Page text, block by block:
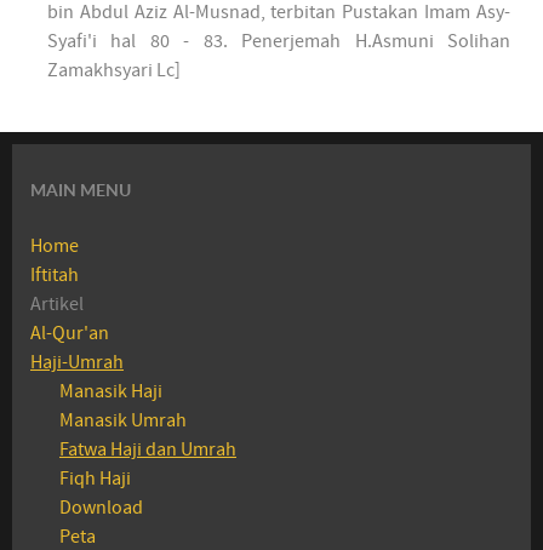
bin Abdul Aziz Al-Musnad, terbitan Pustakan Imam Asy-
Syafi'i hal 80 - 83. Penerjemah H.Asmuni Solihan
Zamakhsyari Lc]
MAIN MENU
Home
Iftitah
Artikel
Al-Qur'an
Haji-Umrah
Manasik Haji
Manasik Umrah
Fatwa Haji dan Umrah
Fiqh Haji
Download
Peta